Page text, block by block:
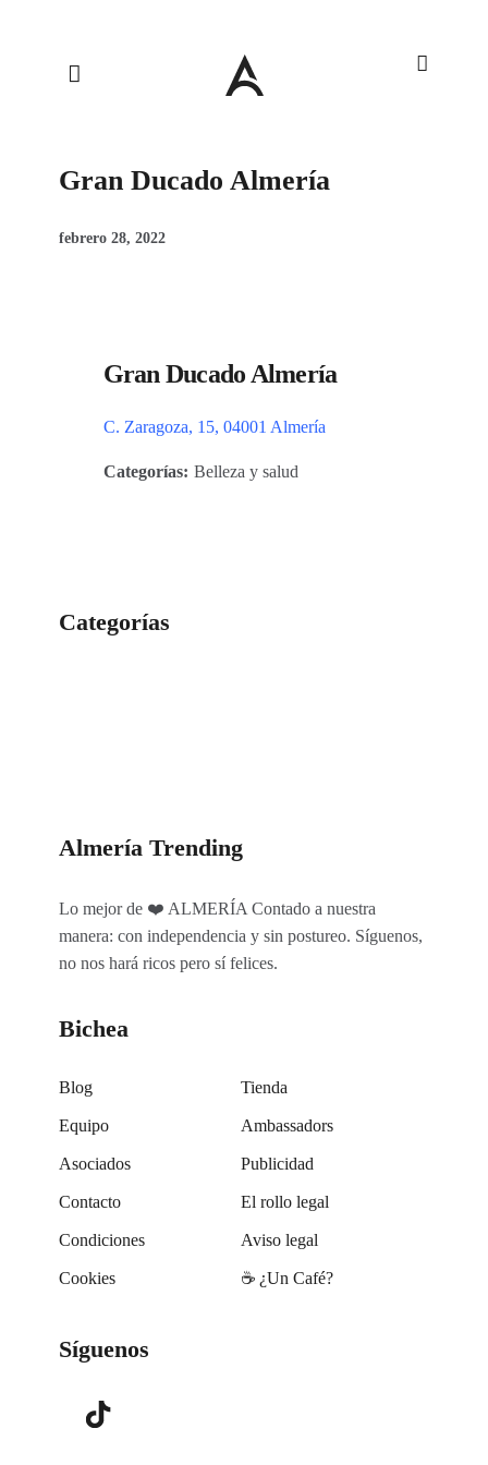
Gran Ducado Almería
febrero 28, 2022
Gran Ducado Almería
C. Zaragoza, 15, 04001 Almería
Categorías: Belleza y salud
Categorías
Almería Trending
Lo mejor de ❤️ ALMERÍA Contado a nuestra
manera: con independencia y sin postureo. Síguenos,
no nos hará ricos pero sí felices.
Bichea
Blog Tienda
Equipo Ambassadors
Asociados Publicidad
Contacto El rollo legal
Condiciones Aviso legal
Cookies ☕️ ¿Un Café?
Síguenos